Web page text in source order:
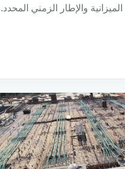
والإطار الزمني المحدد.